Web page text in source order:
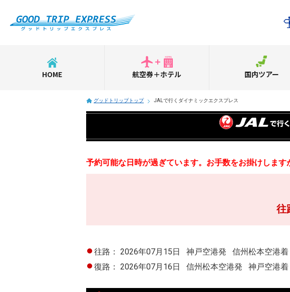
HOME 航空券＋ホテル 国内ツアー
グッドトリップトップ JALで行くダイナミックエクスプレス
予約可能な日時が過ぎています。お手数をお掛けします
往
往路： 2026年07月15日 神戸空港発 信州松本空港着
復路： 2026年07月16日 信州松本空港発 神戸空港着